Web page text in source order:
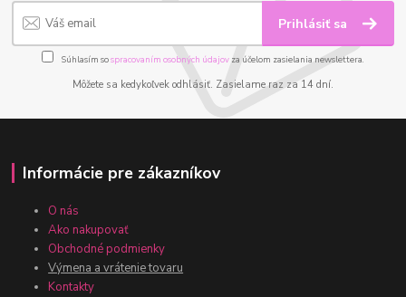
Prihlásiť sa
Súhlasím sospracovaním osobných údajov za účelom zasielania newslettera.
Môžete sa kedykoľvek odhlásiť. Zasielame raz za 14 dní.
Informácie pre zákazníkov
O nás
Ako nakupovať
Obchodné podmienky
Výmena a vrátenie tovaru
Kontakty